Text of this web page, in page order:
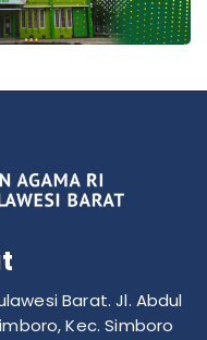
Barat. Jl. Abdul
Kec. Simboro